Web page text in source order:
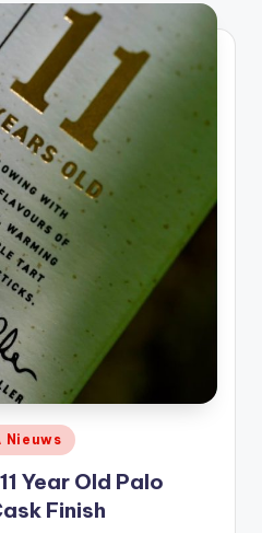
Nieuws
Year Old Palo
Finish